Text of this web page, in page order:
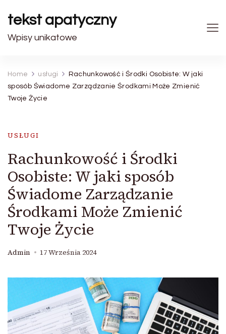
tekst apatyczny
Wpisy unikatowe
Home usługi
Rachunkowość i Środki Osobiste: W jaki
sposób Świadome Zarządzanie Środkami Może Zmienić
Twoje Życie
USŁUGI
Rachunkowość i Środki
Osobiste: W jaki sposób
Świadome Zarządzanie
Środkami Może Zmienić
Twoje Życie
Admin 17 Września 2024